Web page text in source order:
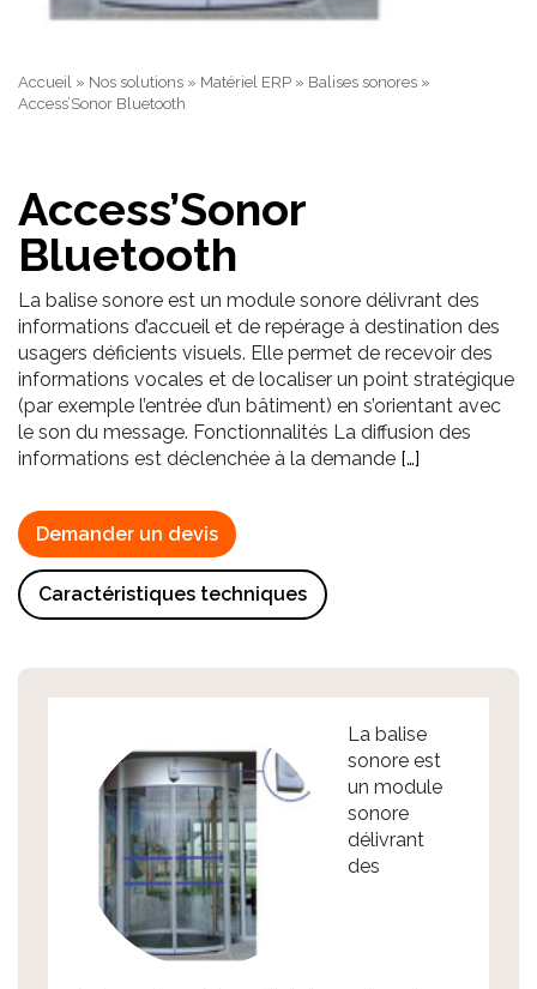
Accueil » Nos solutions » Matériel ERP » Balises sonores »
Access’Sonor Bluetooth
Access’Sonor
Bluetooth
La balise sonore est un module sonore délivrant des
informations d’accueil et de repérage à destination des
usagers déficients visuels. Elle permet de recevoir des
informations vocales et de localiser un point stratégique
(par exemple l’entrée d’un bâtiment) en s’orientant avec
le son du message. Fonctionnalités La diffusion des
informations est déclenchée à la demande […]
Demander un devis
Caractéristiques techniques
La balise
sonore est
un module
sonore
délivrant
des